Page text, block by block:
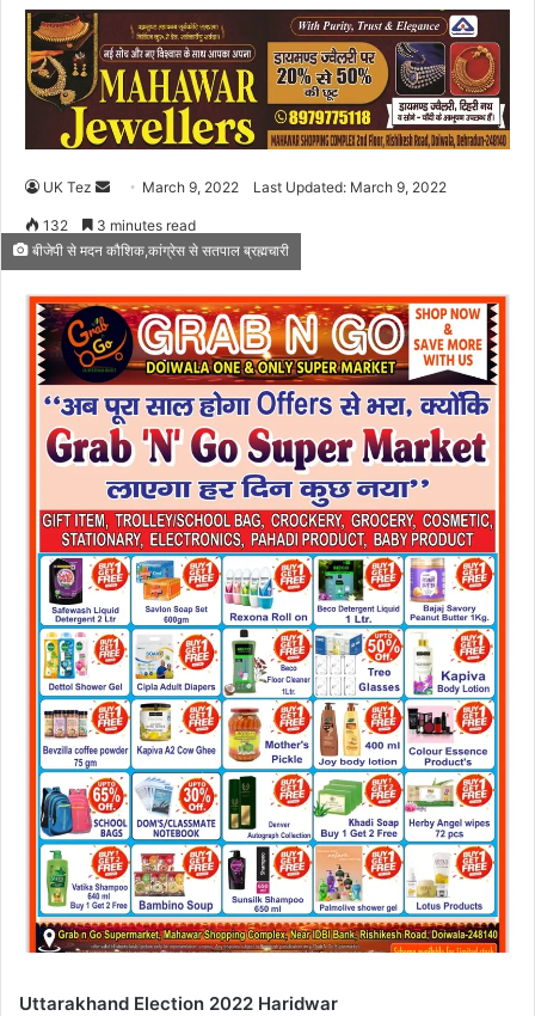
UK Tez
n
d
a
e
m
a
i
March 9, 2022 Last Updated: March 9, 2022
132 3 minutes read
बीजेपी से मदन कौशिक,कांग्रेस से सतपाल ब्रह्मचारी
Uttarakhand Election 2022 Haridwar